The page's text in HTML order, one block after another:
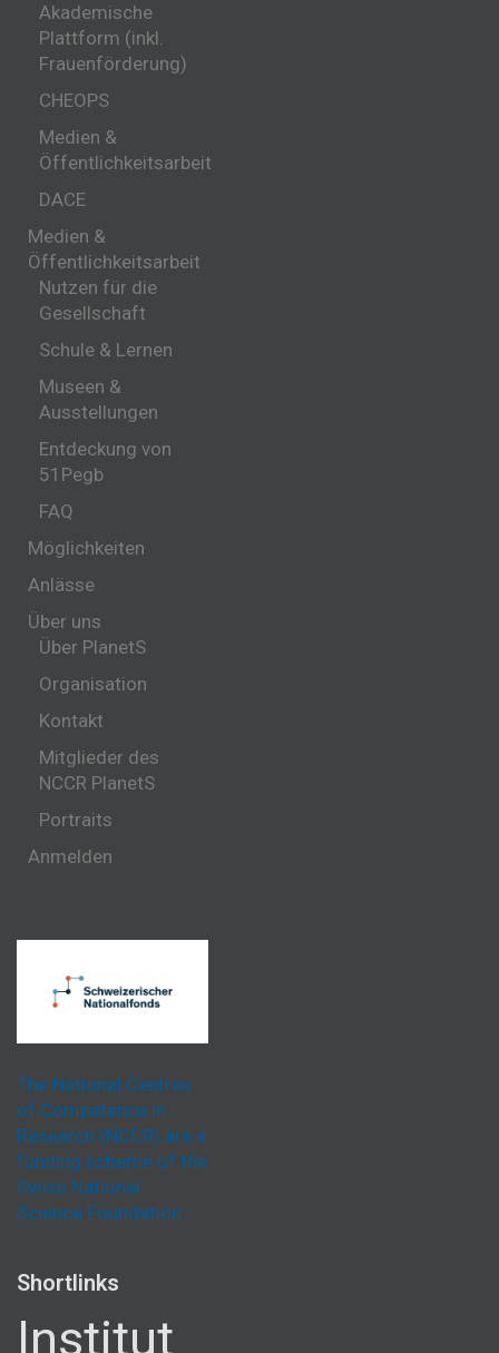
Akademische
Plattform (inkl.
Frauenförderung)
CHEOPS
Medien &
Öffentlichkeitsarbeit
DACE
Medien &
Öffentlichkeitsarbeit
Nutzen für die
Gesellschaft
Schule & Lernen
Museen &
Ausstellungen
Entdeckung von
51Pegb
FAQ
Möglichkeiten
Anlässe
Über uns
Über PlanetS
Organisation
Kontakt
Mitglieder des
NCCR PlanetS
Portraits
Anmelden
The National Centres
of Competence in
Research (NCCR) are a
funding scheme of the
Swiss National
Science Foundation.
Shortlinks
Institut